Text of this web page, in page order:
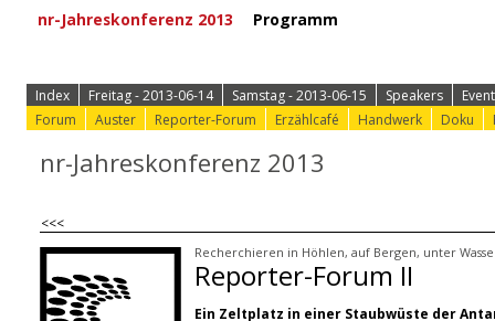
Index Freitag - 2013-06-14 Samstag - 2013-06-15 Speakers
Forum
Auster Reporter-Forum Erzählcafé Handwerk Doku
nr-Jahreskonferenz 2013
Reporter-Forum II
Recherchieren in Höhlen, auf Bergen, unter
Ein Zeltplatz in einer Staubwüste der
<<<
nr-Jahreskonferenz 2013 Programm